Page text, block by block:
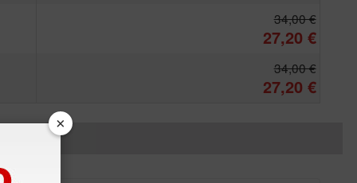
34,00 €
27,20 €
34,00 €
27,20 €
×